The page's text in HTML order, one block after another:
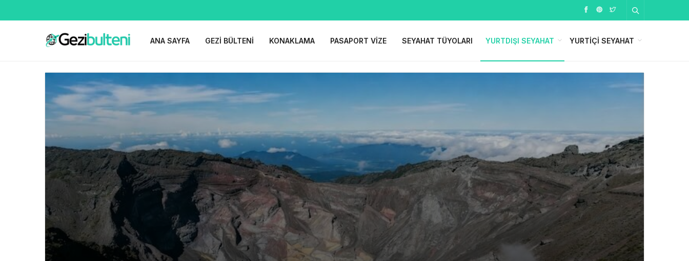
ANA SAYFA GEZI BÜLTENI KONAKLAMA PASAPORT VIZE SEYAHAT TÜYOLARI YURTDIŞI SEYAHAT YURTIÇI SEYAHAT